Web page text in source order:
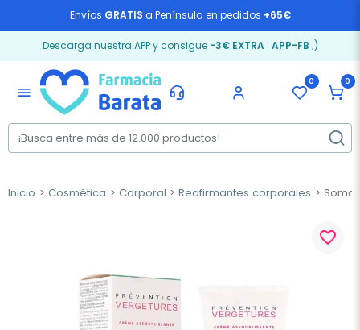
Envíos GRATIS a Península en pedidos +65€
Descarga nuestra APP y consigue -3€ EXTRA: APP-FB ;)
menu
0 0
Inicio Cosmética Corporal Reafirmantes corporales
favorite_border